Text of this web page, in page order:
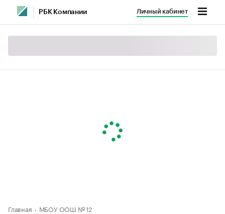
РБК Компании Личный кабинет
Главная МБОУ ООШ № 12